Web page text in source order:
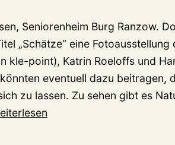
Seniorenheim Burg Ranzow.
„Schätze“ eine
kle-point), Katrin Roeloffs und
eventuell dazu beitragen,
zu lassen. Zu sehen gibt es